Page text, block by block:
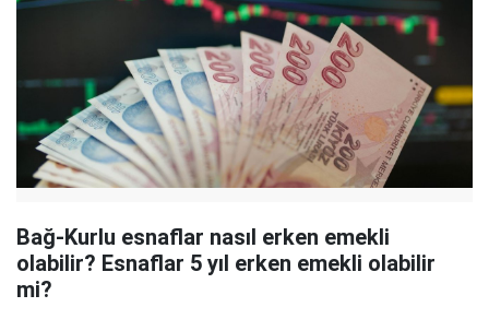
Bağ-Kurlu esnaflar nasıl erken emekli
olabilir? Esnaflar 5 yıl erken emekli olabilir
mi?